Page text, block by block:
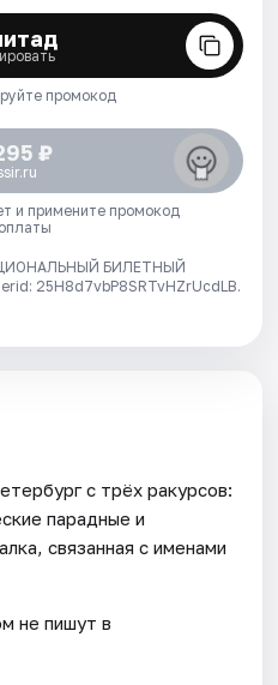
промокод
₽
и примените промокод
БИЛЕТНЫЙ
25H8d7vbP8SRTvHZrUcdLB.
с трёх ракурсов:
парадные и
связанная с именами
не пишут в